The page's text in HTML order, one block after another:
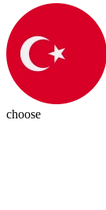
choose